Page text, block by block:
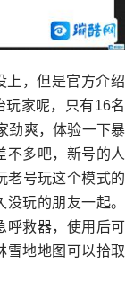
上，但是官方介绍
玩家呢，只有16名
劲爽，体验一下暴
不多吧，新号的人
老号玩这个模式的
玩的朋友一起。
呼救器，使用后可
雪地地图可以拾取